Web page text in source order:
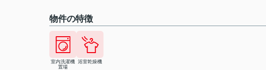
物件の特徴
室内洗濯機
置場
浴室乾燥機